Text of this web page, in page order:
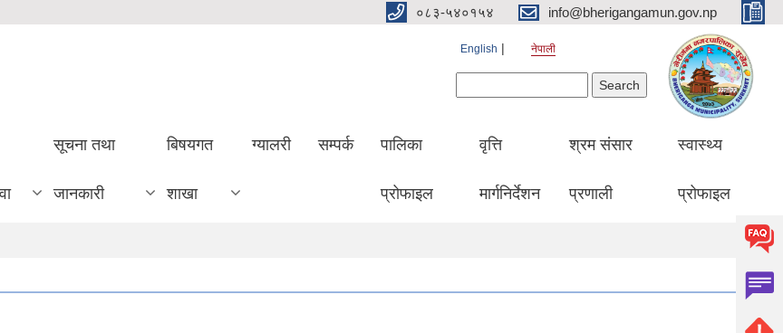
०८३-५४०१५४ info@bherigangamun.gov.np
English नेपाली
सूचना तथा
जानकारी
बिषयगत
शाखा
ग्यालरी सम्पर्क पालिका
प्रोफाइल
वृत्ति
मार्गनिर्देशन
श्रम संसार
प्रणाली
स्वास्थ्य
प्रोफाइल